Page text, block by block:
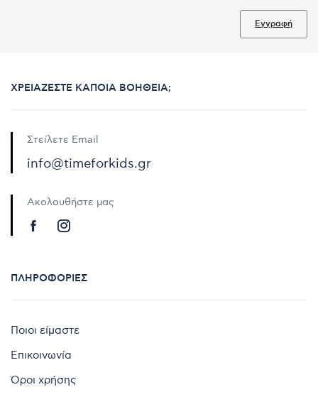
Εγγραφή
ΧΡΕΙΆΖΕΣΤΕ ΚΆΠΟΙΑ ΒΟΉΘΕΙΑ;
Στείλετε Email
info@timeforkids.gr
Ακολουθήστε μας
ΠΛΗΡΟΦΟΡΊΕΣ
Ποιοι είμαστε
Επικοινωνία
Όροι χρήσης